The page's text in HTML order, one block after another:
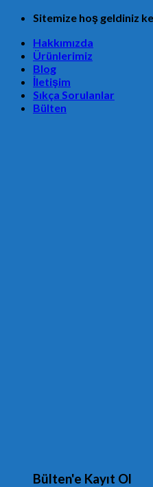
Skip
content
Sitemize hoş geldiniz
Hakkımızda
Ürünlerimiz
Blog
İletişim
Sıkça Sorulanlar
Bülten
Bülten'e Kayıt Ol